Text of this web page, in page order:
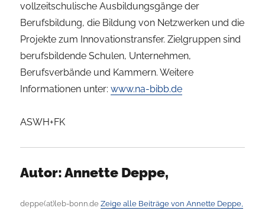
vollzeitschulische Ausbildungsgänge der
Berufsbildung, die Bildung von Netzwerken und die
Projekte zum Innovationstransfer. Zielgruppen sind
berufsbildende Schulen, Unternehmen,
Berufsverbände und Kammern. Weitere
Informationen unter:www.na-bibb.de
ASWH+FK
Autor:Annette Deppe,
deppe(at)leb-bonn.deZeige alle Beiträge von Annette Deppe,